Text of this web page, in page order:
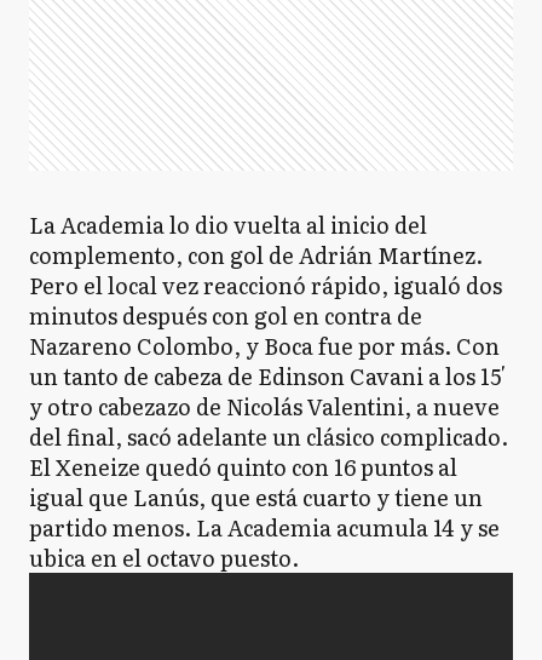
La Academia lo dio vuelta al inicio del
complemento, con gol de Adrián Martínez.
Pero el local vez reaccionó rápido, igualó dos
minutos después con gol en contra de
Nazareno Colombo, y Boca fue por más. Con
un tanto de cabeza de Edinson Cavani a los 15′
y otro cabezazo de Nicolás Valentini, a nueve
del final, sacó adelante un clásico complicado.
El Xeneize quedó quinto con 16 puntos al
igual que Lanús, que está cuarto y tiene un
partido menos. La Academia acumula 14 y se
ubica en el octavo puesto.